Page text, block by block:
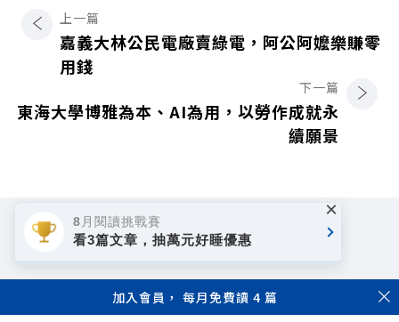
上一篇
嘉義大林公民電廠賣綠電，阿公阿嬤樂賺零
用錢
下一篇
東海大學博雅為本、AI為用，以勞作成就永
續願景
加入會員， 每月免費讀 4 篇
著作權聲明 隱私權政策
8月閱讀挑戰賽
看3篇文章，抽萬元好睡優惠
×